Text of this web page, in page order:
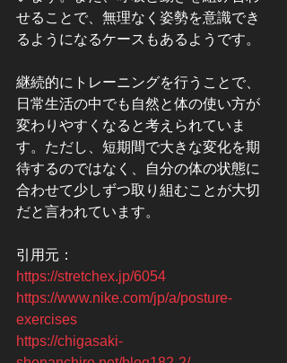
せることで、無理なく姿勢を意識でき
るようになるケースもあるようです。
継続的にトレーニングを行うことで、
日常生活の中でも自然と体の使い方が
変わりやすくなると考えられていま
す。ただし、短期間で大きな変化を期
待するのではなく、自分の体の状態に
合わせて少しずつ取り組むことが大切
だと言われています。
引用元：
https://stretchex.jp/6054
https://www.nike.com/jp/a/posture-
exercises
https://chigasaki-